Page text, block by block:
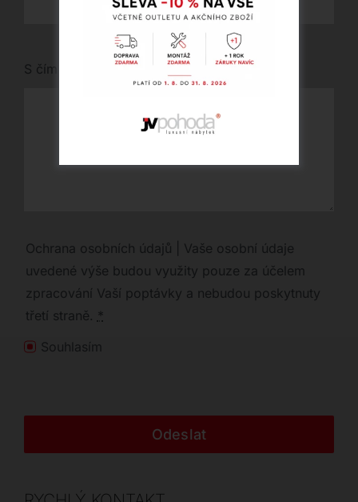
S čím vám můžeme pomoci?
Ochrana osobních údajů | Vaše osobní údaje
uvedené výše budou využity pouze za účelem
zpracování Vaší poptávky a nebudou poskytnuty
třetí straně. *
Souhlasím
Odeslat